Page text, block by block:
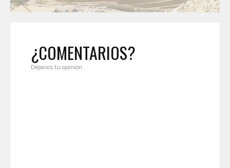
¿COMENTARIOS?
Déjanos tu opinión.